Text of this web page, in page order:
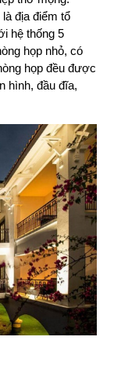
địa điểm tổ
hệ thống 5
họp nhỏ, có
họp đều được
hình, đầu đĩa,